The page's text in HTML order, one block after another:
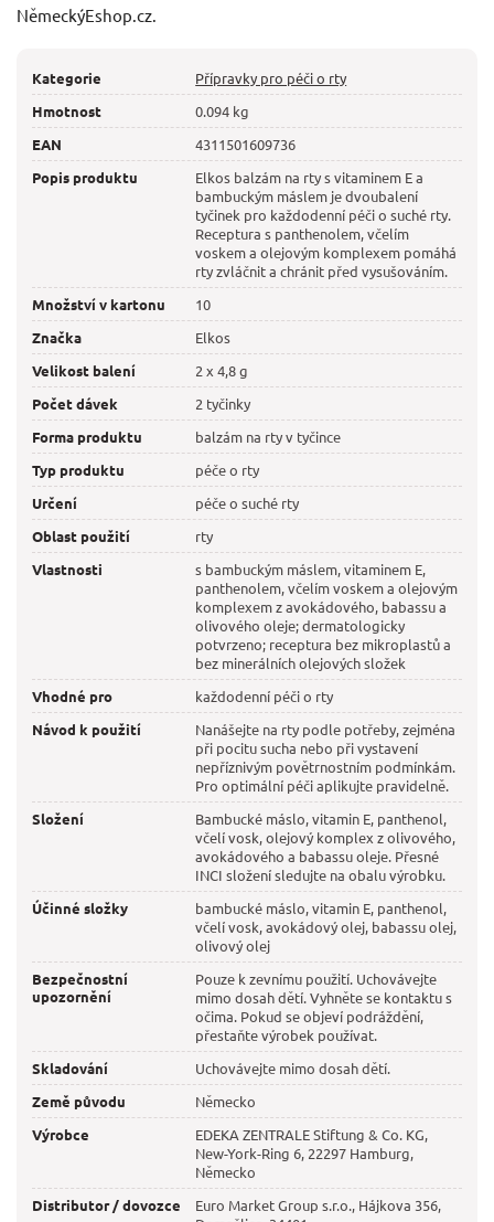
NěmeckýEshop.cz.
Kategorie
Přípravky pro péči o rty
Hmotnost
0.094 kg
EAN
4311501609736
Popis produktu
Elkos balzám na rty s vitaminem E a
bambuckým máslem je dvoubalení
tyčinek pro každodenní péči o suché rty.
Receptura s panthenolem, včelím
voskem a olejovým komplexem pomáhá
rty zvláčnit a chránit před vysušováním.
Množství v kartonu
10
Značka
Elkos
Velikost balení
2 x 4,8 g
Počet dávek
2 tyčinky
Forma produktu
balzám na rty v tyčince
Typ produktu
péče o rty
Určení
péče o suché rty
Oblast použití
rty
Vlastnosti
s bambuckým máslem, vitaminem E,
panthenolem, včelím voskem a olejovým
komplexem z avokádového, babassu a
olivového oleje; dermatologicky
potvrzeno; receptura bez mikroplastů a
bez minerálních olejových složek
Vhodné pro
každodenní péči o rty
Návod k použití
Nanášejte na rty podle potřeby, zejména
při pocitu sucha nebo při vystavení
nepříznivým povětrnostním podmínkám.
Pro optimální péči aplikujte pravidelně.
Složení
Bambucké máslo, vitamin E, panthenol,
včelí vosk, olejový komplex z olivového,
avokádového a babassu oleje. Přesné
INCI složení sledujte na obalu výrobku.
Účinné složky
bambucké máslo, vitamin E, panthenol,
včelí vosk, avokádový olej, babassu olej,
olivový olej
Bezpečnostní
upozornění
Pouze k zevnímu použití. Uchovávejte
mimo dosah dětí. Vyhněte se kontaktu s
očima. Pokud se objeví podráždění,
přestaňte výrobek používat.
Skladování
Uchovávejte mimo dosah dětí.
Země původu
Německo
Výrobce
EDEKA ZENTRALE Stiftung & Co. KG,
New-York-Ring 6, 22297 Hamburg,
Německo
Distributor / dovozce
Euro Market Group s.r.o., Hájkova 356,